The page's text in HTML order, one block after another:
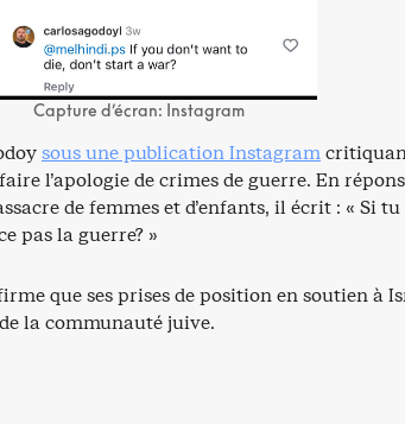
Capture d’écran: Instagram
sous une publication Instagram
l’apologie de crimes de guerre. En
de femmes et d’enfants, il écrit : « Si tu
pas la guerre? »
que ses prises de position en soutien à
la communauté juive.